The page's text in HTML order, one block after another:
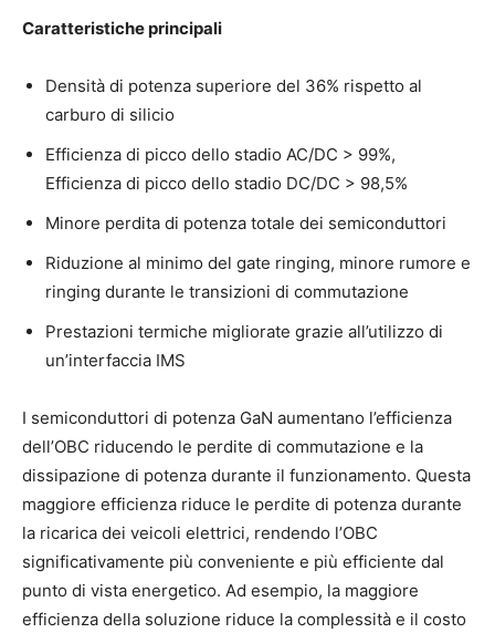
Caratteristiche principali
Densità di potenza superiore del 36% rispetto al
carburo di silicio
Efficienza di picco dello stadio AC/DC > 99%,
Efficienza di picco dello stadio DC/DC > 98,5%
Minore perdita di potenza totale dei semiconduttori
Riduzione al minimo del gate ringing, minore rumore e
ringing durante le transizioni di commutazione
Prestazioni termiche migliorate grazie all’utilizzo di
un’interfaccia IMS
I semiconduttori di potenza GaN aumentano l’efficienza
dell’OBC riducendo le perdite di commutazione e la
dissipazione di potenza durante il funzionamento. Questa
maggiore efficienza riduce le perdite di potenza durante
la ricarica dei veicoli elettrici, rendendo l’OBC
significativamente più conveniente e più efficiente dal
punto di vista energetico. Ad esempio, la maggiore
efficienza della soluzione riduce la complessità e il costo